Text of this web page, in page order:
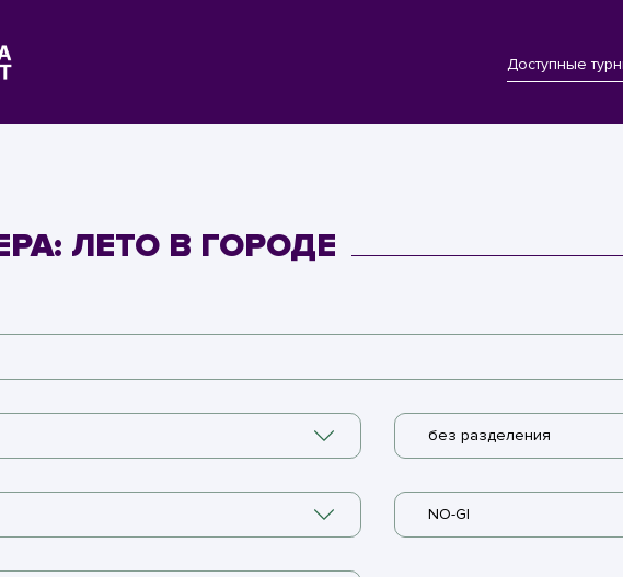
Доступные
ЛЕТО В ГОРОДЕ
без разделения
NO-GI